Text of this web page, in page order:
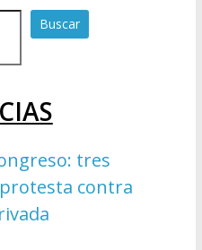
Buscar
tres
contra